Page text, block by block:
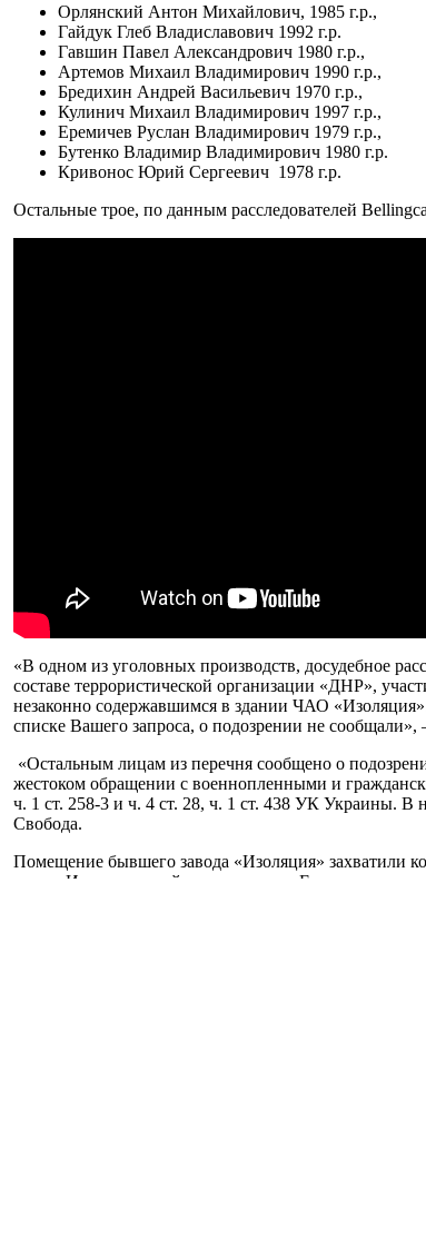
Орлянский Антон Михайлович, 1985 г.р.,
Гайдук Глеб Владиславович 1992 г.р.
Гавшин Павел Александрович 1980 г.р.,
Артемов Михаил Владимирович 1990 г.р.,
Бредихин Андрей Васильевич 1970 г.р.,
Кулинич Михаил Владимирович 1997 г.р.,
Еремичев Руслан Владимирович 1979 г.р.,
Бутенко Владимир Владимирович 1980 г.р.
Кривонос Юрий Сергеевич 1978 г.р.
Остальные трое, по данным расследователей
«В одном из уголовных производств, досудебное
составе террористической организации «ДНР»,
незаконно содержавшимся в здании ЧАО
списке Вашего запроса, о подозрении не сообщали»,
«Остальным лицам из перечня сообщено о
жестоком обращении с военнопленными и
ч. 1 ст. 258-3 и ч. 4 ст. 28, ч. 1 ст. 438 УК Украины. В
Свобода.
Помещение бывшего завода «Изоляция» захватили
что в «Изоляции» действует тюрьма. Есть десятки